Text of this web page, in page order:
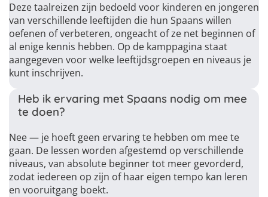
Deze taalreizen zijn bedoeld voor kinderen en jongeren
van verschillende leeftijden die hun Spaans willen
oefenen of verbeteren, ongeacht of ze net beginnen of
al enige kennis hebben. Op de kamppagina staat
aangegeven voor welke leeftijdsgroepen en niveaus je
kunt inschrijven.
Heb ik ervaring met Spaans nodig om mee
te doen?
Nee — je hoeft geen ervaring te hebben om mee te
gaan. De lessen worden afgestemd op verschillende
niveaus, van absolute beginner tot meer gevorderd,
zodat iedereen op zijn of haar eigen tempo kan leren
en vooruitgang boekt.